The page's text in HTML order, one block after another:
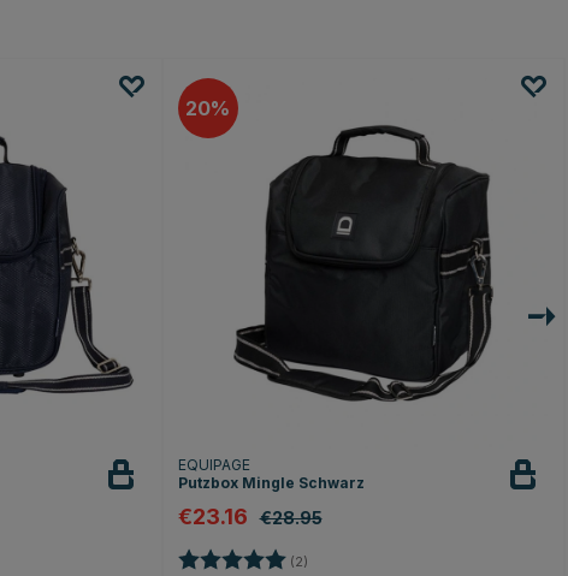
20
EQUIPAGE
Putzbox Mingle Schwarz
€23.16 €28.95
Bewertung: (2)